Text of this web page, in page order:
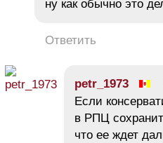
ну как обычно это
Ответить
petr_1973
Если
в РПЦ
что ее ждет